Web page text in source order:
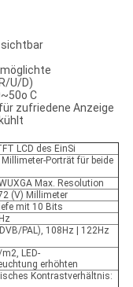
sichtbar
U/D)
C
zufriedene Anzeige
LCD des EinSi
Porträt für beide
Max. Resolution
(V) Millimeter
mit 10 Bits
PAL), 108Hz | 122Hz
LED-
erhöhten
Kontrastverhältnis: